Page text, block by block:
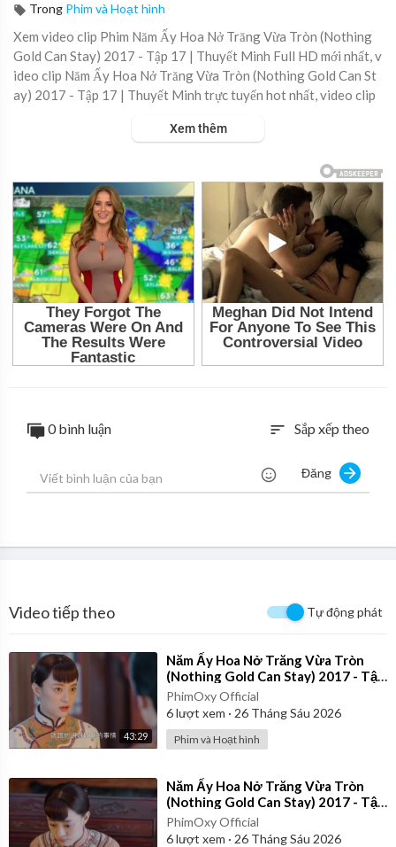
Trong Phim và Hoạt hình
Xem video clip Phim Năm Ấy Hoa Nở Trăng Vừa Tròn (Nothing
Gold Can Stay) 2017 - Tập 17 | Thuyết Minh Full HD mới nhất, v
ideo clip Năm Ấy Hoa Nở Trăng Vừa Tròn (Nothing Gold Can St
ay) 2017 - Tập 17 | Thuyết Minh trực tuyến hot nhất, video clip
- Tập 17 | Thuyết Minh online hay nhất.
https://viet.tube/watch/
nam-ay....-hoa-no-trang-vua-tr
Xem thêm
0 bình luận sort Sắp xếp theo
Đăng
Video tiếp theo Tự động phát
43:29
⁣Năm Ấy Hoa Nở Trăng Vừa Tròn
(Nothing Gold Can Stay) 2017 - Tập
28 | Thuyết Minh
PhimOxy Official
6lượt xem · 26 Tháng Sáu 2026
Phim và Hoạt hình
⁣Năm Ấy Hoa Nở Trăng Vừa Tròn
(Nothing Gold Can Stay) 2017 - Tập
23 | Thuyết Minh
PhimOxy Official
6lượt xem · 26 Tháng Sáu 2026